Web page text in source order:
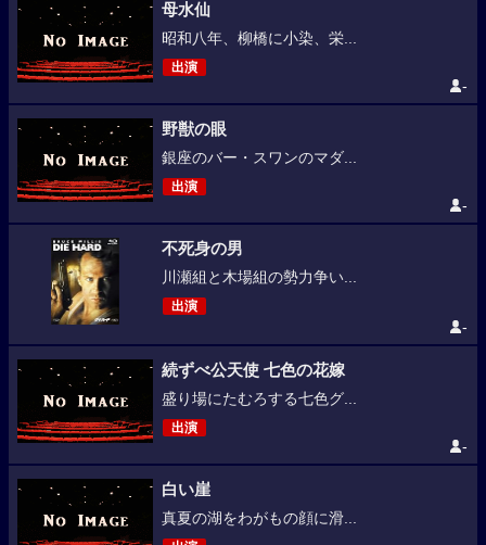
母水仙
昭和八年、柳橋に小染、栄...
出演
-
野獣の眼
銀座のバー・スワンのマダ...
出演
-
不死身の男
川瀬組と木場組の勢力争い...
出演
-
続ずべ公天使 七色の花嫁
盛り場にたむろする七色グ...
出演
-
白い崖
真夏の湖をわがもの顔に滑...